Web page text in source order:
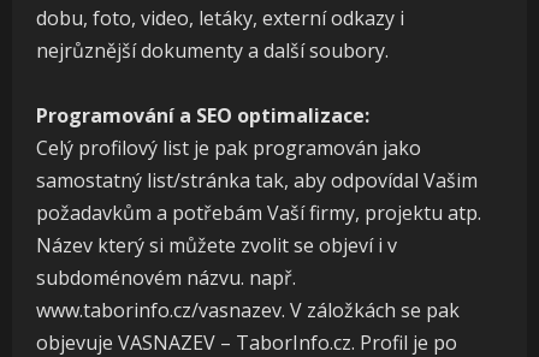
dobu, foto, video, letáky, externí odkazy i
nejrůznější dokumenty a další soubory.
Programování a SEO optimalizace:
Celý profilový list je pak programován jako
samostatný list/stránka tak, aby odpovídal Vašim
požadavkům a potřebám Vaší firmy, projektu atp.
Název který si můžete zvolit se objeví i v
subdoménovém názvu. např.
www.taborinfo.cz/vasnazev. V záložkách se pak
objevuje VASNAZEV – TaborInfo.cz. Profil je po